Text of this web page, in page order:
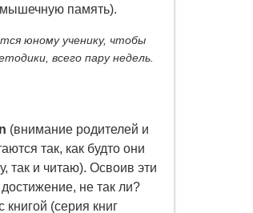
мышечную память).
юному ученику, чтобы
всего пару недель.
(внимание родителей и
так, как будто они
так и читаю). Освоив эти
достижение, не так ли?
(серия книг